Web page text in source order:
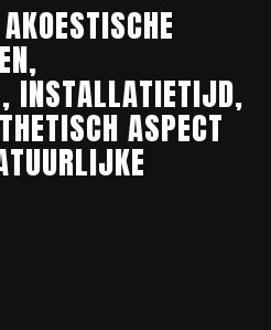
INSTALLATIETIJD,
ASPECT